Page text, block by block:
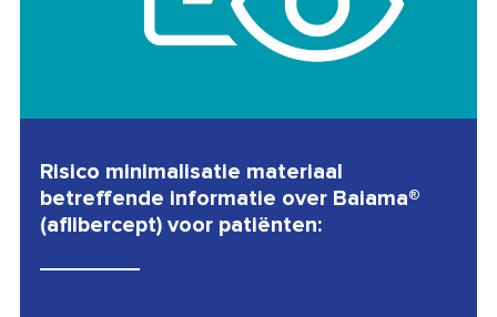
Risico minimalisatie materiaal
betreffende informatie over Baiama®
(aflibercept) voor patiënten: